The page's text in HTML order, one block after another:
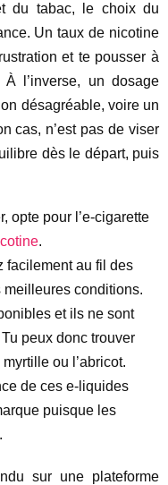
du tabac, le choix du
Un taux de nicotine
et te pousser à
l’inverse, un dosage
désagréable, voire un
cas, n’est pas de viser
dès le départ, puis
opte pour l’e-cigarette
.
facilement au fil des
meilleures conditions.
et ils ne sont
peux donc trouver
ou l’abricot.
de ces e-liquides
puisque les
sur une plateforme